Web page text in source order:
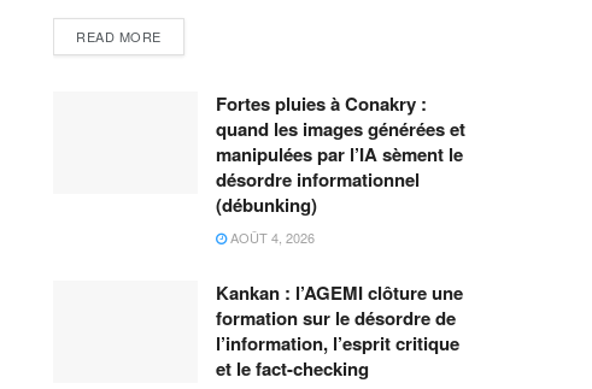
READ MORE
Fortes pluies à Conakry :
quand les images générées et
manipulées par l’IA sèment le
désordre informationnel
(débunking)
AOÛT 4, 2026
Kankan : l’AGEMI clôture une
formation sur le désordre de
l’information, l’esprit critique
et le fact-checking